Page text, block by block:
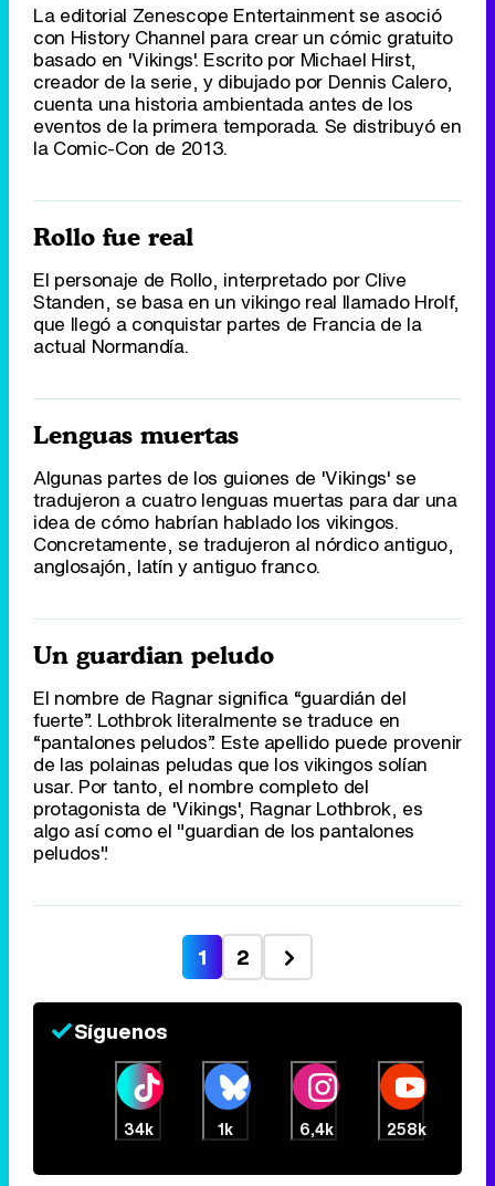
La editorial Zenescope Entertainment se asoció
con History Channel para crear un cómic gratuito
basado en 'Vikings'. Escrito por Michael Hirst,
creador de la serie, y dibujado por Dennis Calero,
cuenta una historia ambientada antes de los
eventos de la primera temporada. Se distribuyó en
la Comic-Con de 2013.
Rollo fue real
El personaje de Rollo, interpretado por Clive
Standen, se basa en un vikingo real llamado Hrolf,
que llegó a conquistar partes de Francia de la
actual Normandía.
Lenguas muertas
Algunas partes de los guiones de 'Vikings' se
tradujeron a cuatro lenguas muertas para dar una
idea de cómo habrían hablado los vikingos.
Concretamente, se tradujeron al nórdico antiguo,
anglosajón, latín y antiguo franco.
Un guardian peludo
El nombre de Ragnar significa “guardián del
fuerte”. Lothbrok literalmente se traduce en
“pantalones peludos”. Este apellido puede provenir
de las polainas peludas que los vikingos solían
usar. Por tanto, el nombre completo del
protagonista de 'Vikings', Ragnar Lothbrok, es
algo así como el "guardian de los pantalones
peludos".
1 2
Síguenos
34k 1k 6,4k 258k